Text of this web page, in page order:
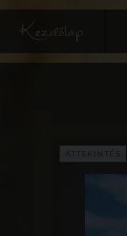
Kezdőlap